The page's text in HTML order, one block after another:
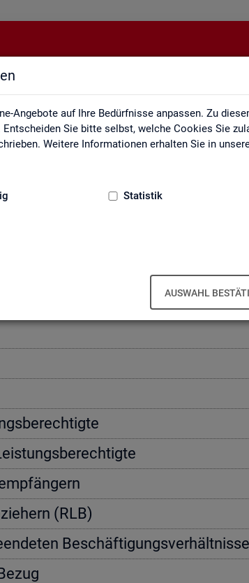
Angebote auf Ihre Bedürfnisse anpassen. Zu
Sie bitte selbst, welche Cookies Sie
Weitere Informationen erhalten Sie in
Statistik
AUSWAHL
Kennzahlensteckbriefe
Kenn­zah­len­steck­brie­fe
Be­rech­nung und Da­ten­quel­len der
(RLB)